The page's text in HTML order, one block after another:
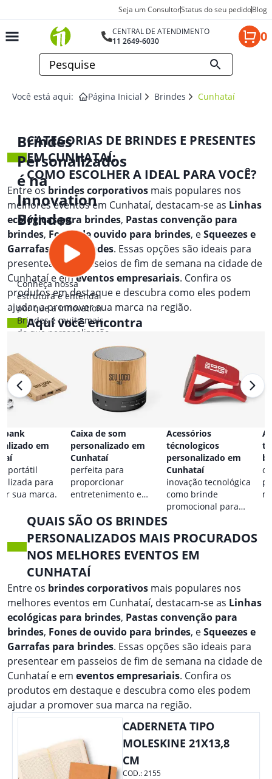
Seja um ConsultorStatus do seu pedidoBlog
CENTRAL DE ATENDIMENTO
11 2649-6030
0
Você está aqui: Página Inicial Brindes Cunhataí
Brindes
Personalizados
é na
Innovation
Brindes
Conheça nossa
estrutura e entenda
por que a Innovation
Brindes é muito mais
do que personalização.
CATEGORIAS DE BRINDES E PRESENTES
EM CUNHATAÍ:
COMO ESCOLHER A IDEAL PARA VOCÊ?
Entre osbrindes corporativos mais populares nos
melhores eventos em Cunhataí, destacam-se as Linhas
ecológicas para brindes, Pastas convenção para
brindes, Fones de ouvido para brindes, eSqueezes e
Garrafas para brindes. Essas opções são ideais para
presentear em passeios de fim de semana na cidade de
Cunhataí e emeventos empresariais. Confira os
produtos em destaque e descubra como eles podem
ajudar a promover sua marca na região.
Aqui você encontra
bank
em
portátil
para
sua marca.
Caixa de som
personalizado em
Cunhataí
perfeita para
proporcionar
entretenimento e
qualquer ocasião.
Acessórios
técnologicos
personalizado em
Cunhataí
inovação tecnológica
como brinde
promocional para
eventos.
QUAIS SÃO OS BRINDES
PERSONALIZADOS MAIS PROCURADOS
NOS MELHORES EVENTOS EM
CUNHATAÍ
Entre os brindes corporativos mais populares nos
melhores eventos em Cunhataí, destacam-se as Linhas
ecológicas para brindes, Pastas convenção para
brindes, Fones de ouvido para brindes, eSqueezes e
Garrafas para brindes. Essas opções são ideais para
presentear em passeios de fim de semana na cidade de
Cunhataí e em eventos empresariais. Confira os
produtos em destaque e descubra como eles podem
ajudar a promover sua marca na região.
CADERNETA TIPO
MOLESKINE 21X13,8
CM
COD.:2155